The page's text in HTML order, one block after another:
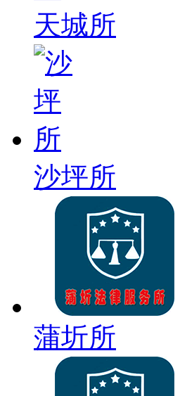
天城所
沙坪所
蒲圻所